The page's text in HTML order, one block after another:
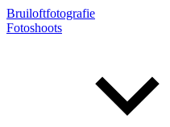
Bruiloftfotografie
Fotoshoots